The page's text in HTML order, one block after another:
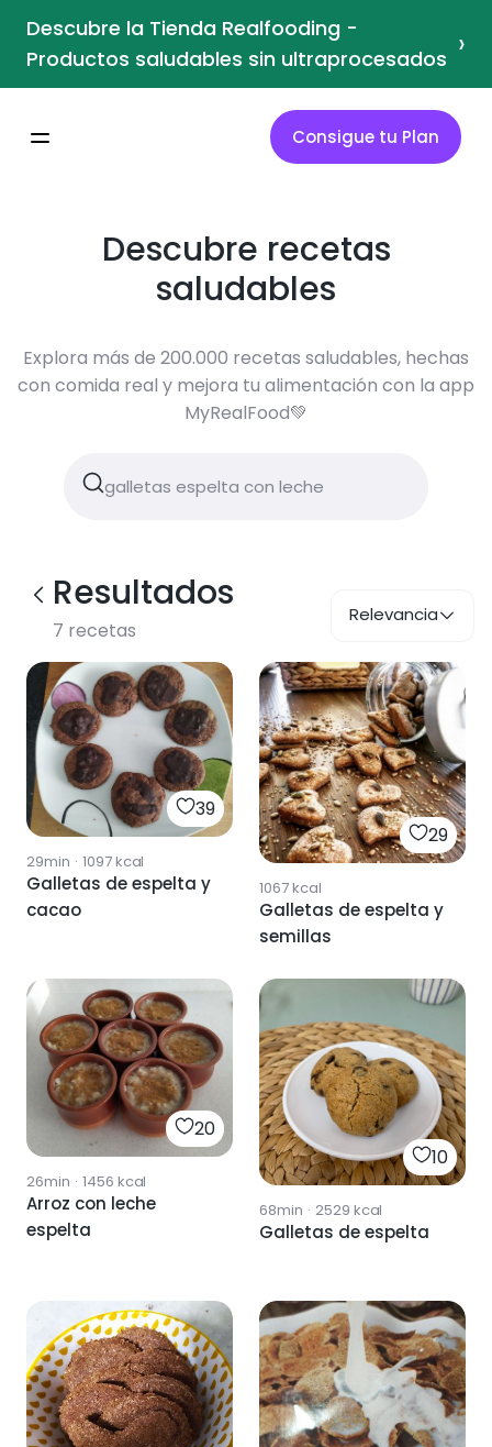
Descubre la Tienda Realfooding -
Productos saludables sin ultraprocesados ›
Consigue tu Plan
Descubre recetas
saludables
Explora más de 200.000 recetas saludables, hechas
con comida real y mejora tu alimentación con la app
MyRealFood💚
Resultados
7 recetas
Relevancia
39
29min · 1097kcal
Galletas de espelta y
cacao
29
1067kcal
Galletas de espelta y
semillas
20
26min · 1456 kcal
Arroz con leche
espelta
10
68min · 2529 kcal
Galletas de espelta